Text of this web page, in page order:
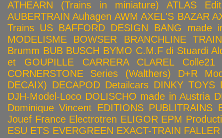
ATHEARN (Trains in miniature)
ATLAS
AUBERTRAIN Auhagen AWM AXEL'S BAZAR
Trains US BAFFORD DESIGN
BANG made
MODELISME
BOWSER
BRANCHLINE
Brumm BUB BUSCH BYMO C.M.F di Stuardi
et GOUPILLE
CARRERA CLAREL
Colle21
CORNERSTONE Series (Walthers)
D+R
DECAIX) DECAPOD Detailcars DINKY TOYS
DJH-Model-Loco DOLISCHO made in Austria
Dominique Vincent EDITIONS PUBLITRAINS
Jouef France Electrotren ELIGOR EPM
ESU ETS EVERGREEN EXACT-TRAIN FALLER